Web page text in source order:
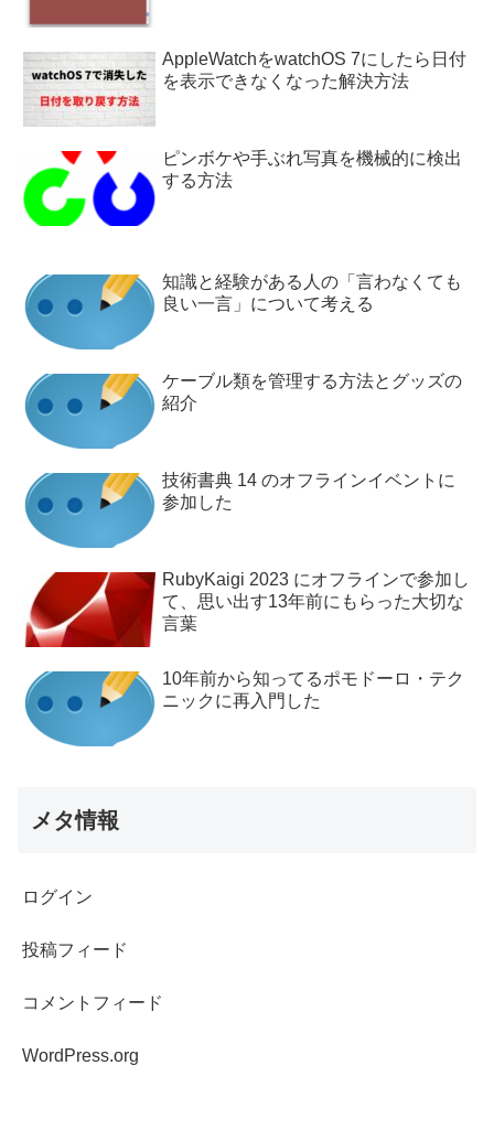
AppleWatchをwatchOS 7にしたら日付
を表示できなくなった解決方法
ピンボケや手ぶれ写真を機械的に検出
する方法
知識と経験がある人の「言わなくても
良い一言」について考える
ケーブル類を管理する方法とグッズの
紹介
技術書典 14 のオフラインイベントに
参加した
RubyKaigi 2023 にオフラインで参加し
て、思い出す13年前にもらった大切な
言葉
10年前から知ってるポモドーロ・テク
ニックに再入門した
メタ情報
ログイン
投稿フィード
コメントフィード
WordPress.org